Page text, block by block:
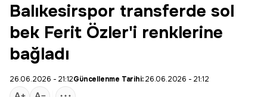
Balıkesirspor transferde sol
bek Ferit Özler'i renklerine
bağladı
26.06.2026 - 21:12Güncellenme Tarihi:26.06.2026 - 21:12